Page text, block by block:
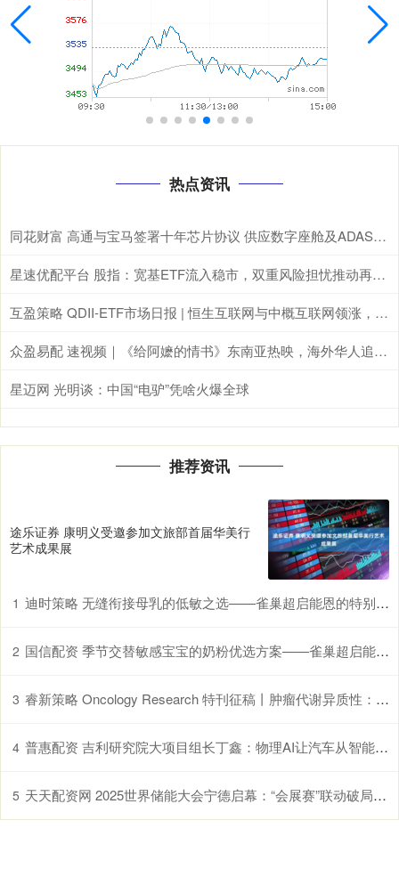
热点资讯
同花财富 高通与宝马签署十年芯片协议 供应数字座舱及ADAS计算芯片
星速优配平台 股指：宽基ETF流入稳市，双重风险担忧推动再平衡
互盈策略 QDII-ETF市场日报 | 恒生互联网与中概互联网领涨，德国与日经ETF重挫
众盈易配 速视频｜《给阿嬷的情书》东南亚热映，海外华人追寻乡土情怀
星迈网 光明谈：中国“电驴”凭啥火爆全球
推荐资讯
途乐证券 康明义受邀参加文旅部首届华美行
艺术成果展
1 迪时策略 无缝衔接母乳的低敏之选——雀巢超启能恩的特别优势
2 国信配资 季节交替敏感宝宝的奶粉优选方案——雀巢超启能恩，守护脆弱肠胃
3 睿新策略 Oncology Research 特刊征稿丨肿瘤代谢异质性：机制、生物标志物与治疗意义_研究
4 普惠配资 吉利研究院大项目组长丁鑫：物理AI让汽车从智能载具变为智慧生命体
5 天天配资网 2025世界储能大会宁德启幕：“会展赛”联动破局产业痛点，9项重磅成果勾勒零碳路线图